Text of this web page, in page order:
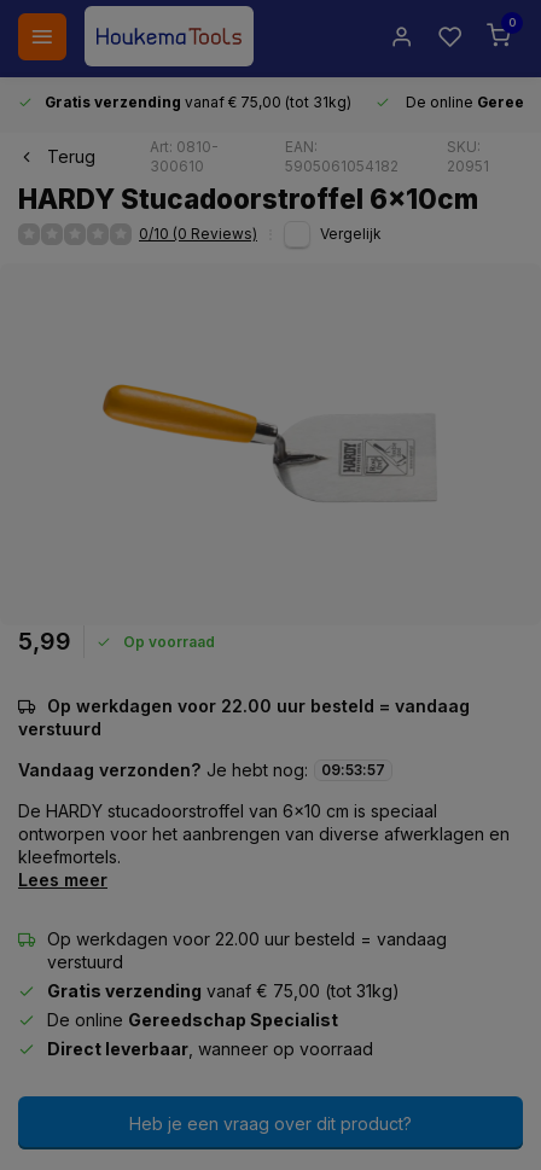
0
Gratis verzending vanaf € 75,00 (tot 31kg) De online
Terug
Art: 0810-
300610
EAN:
5905061054182
SKU:
20951
HARDY Stucadoorstroffel 6x10cm
0/10 (0 Reviews) Vergelijk
5,99 Op voorraad
Op werkdagen voor 22.00 uur besteld = vandaag
verstuurd
Vandaag verzonden? Je hebt nog: 09:53:57
De HARDY stucadoorstroffel van 6x10 cm is speciaal
ontworpen voor het aanbrengen van diverse afwerklagen en
kleefmortels.
Lees meer
Op werkdagen voor 22.00 uur besteld = vandaag
verstuurd
Gratis verzending vanaf € 75,00 (tot 31kg)
De online Gereedschap Specialist
Direct leverbaar , wanneer op voorraad
Heb je een vraag over dit product?